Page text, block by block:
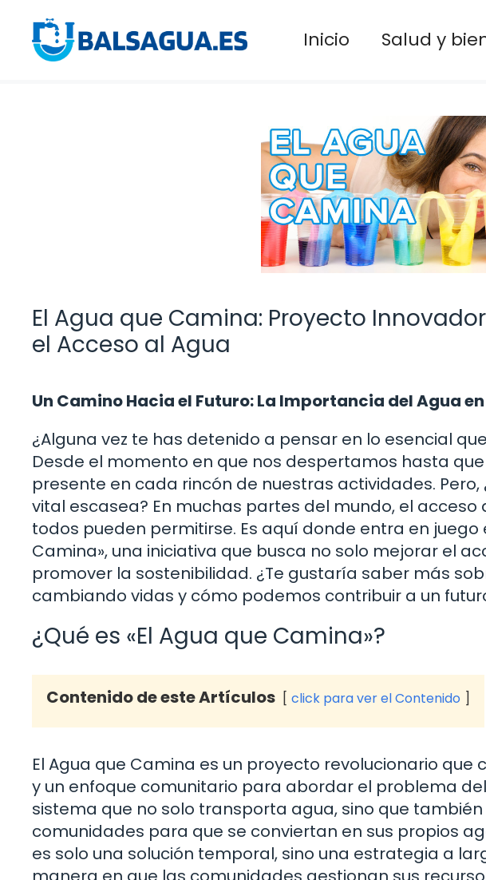
contenido
Inicio Salud y
El Agua que Camina: Proyecto
el Acceso al Agua
Un Camino Hacia el Futuro: La Importancia del Agua
¿Alguna vez te has detenido a pensar en lo esencial
Desde el momento en que nos despertamos hasta
presente en cada rincón de nuestras actividades.
vital escasea? En muchas partes del mundo, el
todos pueden permitirse. Es aquí donde entra en juego
Camina», una iniciativa que busca no solo mejorar el
promover la sostenibilidad. ¿Te gustaría saber más
cambiando vidas y cómo podemos contribuir a un
¿Qué es «El Agua que Camina»?
Contenido de este Artículos click para ver el Contenido
El Agua que Camina es un proyecto revolucionario
y un enfoque comunitario para abordar el problema
sistema que no solo transporta agua, sino que
comunidades para que se conviertan en sus propios
es solo una solución temporal, sino una estrategia a